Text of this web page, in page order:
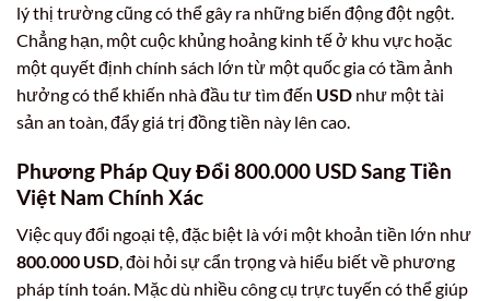
lý thị trường cũng có thể gây ra những biến động đột ngột.
Chẳng hạn, một cuộc khủng hoảng kinh tế ở khu vực hoặc
một quyết định chính sách lớn từ một quốc gia có tầm ảnh
hưởng có thể khiến nhà đầu tư tìm đến USD như một tài
sản an toàn, đẩy giá trị đồng tiền này lên cao.
Phương Pháp Quy Đổi 800.000 USD Sang Tiền
Việt Nam Chính Xác
Việc quy đổi ngoại tệ, đặc biệt là với một khoản tiền lớn như
800.000 USD, đòi hỏi sự cẩn trọng và hiểu biết về phương
pháp tính toán. Mặc dù nhiều công cụ trực tuyến có thể giúp